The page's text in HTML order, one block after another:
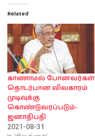
Related
காணாமல் போனவர்கள்
தொடர்பான விவகாரம்
முடிவுக்கு
கொண்டுவரப்படும்-
ஜனாதிபதி
2021-08-31